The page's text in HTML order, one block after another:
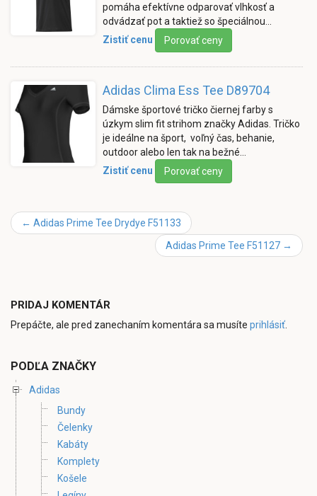
pomáha efektívne odparovať vlhkosť a
odvádzať pot a taktiež so špeciálnou…
Zistiť cenu
Porovať ceny
Adidas Clima Ess Tee D89704
Dámske športové tričko čiernej farby s
úzkym slim fit strihom značky Adidas. Tričko
je ideálne na šport, voľný čas, behanie,
outdoor alebo len tak na bežné…
Zistiť cenu
Porovať ceny
← Adidas Prime Tee Drydye F51133
Adidas Prime Tee F51127 →
PRIDAJ KOMENTÁR
Prepáčte, ale pred zanechaním komentára sa musíte prihlásiť
PODĽA ZNAČKY
Adidas
Bundy
Čelenky
Kabáty
Komplety
Košele